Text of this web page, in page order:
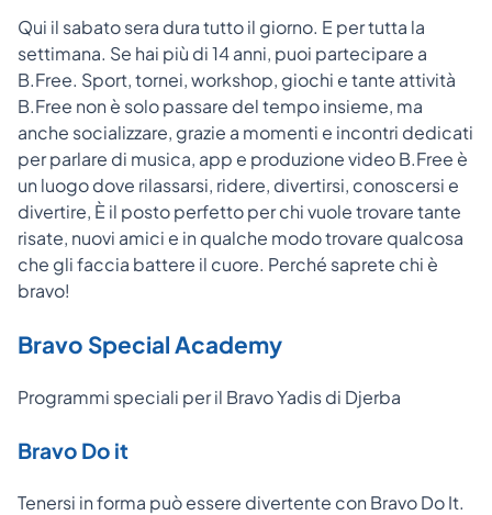
Qui il sabato sera dura tutto il giorno. E per tutta la
settimana. Se hai più di 14 anni, puoi partecipare a
B.Free. Sport, tornei, workshop, giochi e tante attività
B.Free non è solo passare del tempo insieme, ma
anche socializzare, grazie a momenti e incontri dedicati
per parlare di musica, app e produzione video B.Free è
un luogo dove rilassarsi, ridere, divertirsi, conoscersi e
divertire, È il posto perfetto per chi vuole trovare tante
risate, nuovi amici e in qualche modo trovare qualcosa
che gli faccia battere il cuore. Perché saprete chi è
bravo!
Bravo Special Academy
Programmi speciali per il Bravo Yadis di Djerba
Bravo Do it
Tenersi in forma può essere divertente con Bravo Do It.